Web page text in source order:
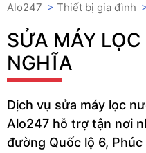
Alo247 > Thiết bị gia đình
SỬA MÁY
NGHĨA
Dịch vụ sửa máy lọc
Alo247 hỗ trợ tận nơi
đường Quốc lộ 6, Phúc